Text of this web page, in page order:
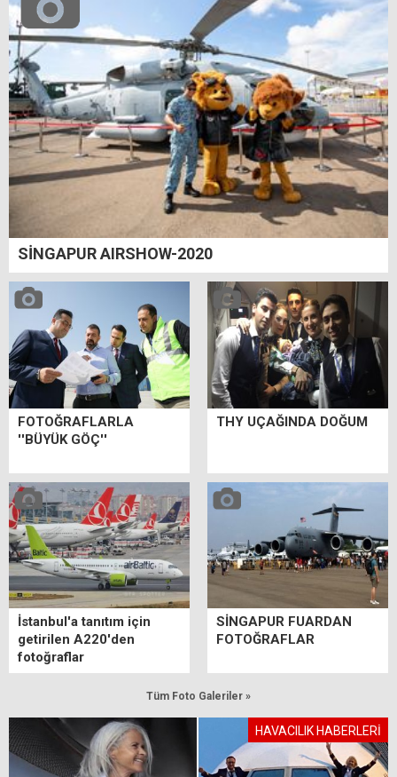
SİNGAPUR AIRSHOW-2020
FOTOĞRAFLARLA
''BÜYÜK GÖÇ''
THY UÇAĞINDA DOĞUM
İstanbul'a tanıtım için
getirilen A220'den
fotoğraflar
SİNGAPUR FUARDAN
FOTOĞRAFLAR
Tüm Foto Galeriler »
HAVACILIK HABERLERİ